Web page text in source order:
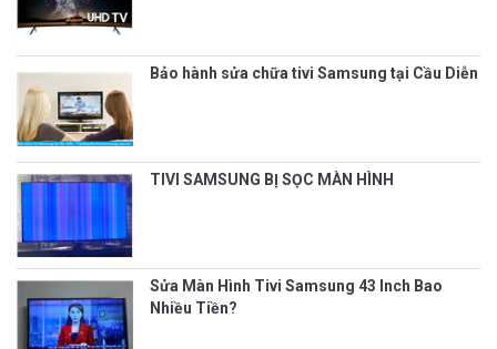
Bảo hành sửa chữa tivi Samsung tại Cầu Diễn
TIVI SAMSUNG BỊ SỌC MÀN HÌNH
Sửa Màn Hình Tivi Samsung 43 Inch Bao
Nhiều Tiền?